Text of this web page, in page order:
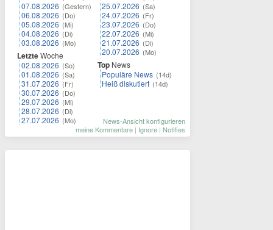
07.08.2026 (Gestern)
06.08.2026 (Do)
05.08.2026 (Mi)
04.08.2026 (Di)
03.08.2026 (Mo)
LetzteWoche
02.08.2026 (So)
01.08.2026 (Sa)
31.07.2026 (Fr)
30.07.2026 (Do)
29.07.2026 (Mi)
28.07.2026 (Di)
27.07.2026 (Mo)
25.07.2026 (Sa)
24.07.2026 (Fr)
23.07.2026 (Do)
22.07.2026 (Mi)
21.07.2026 (Di)
20.07.2026 (Mo)
Top News
Populäre News (14d)
Heiß diskutiert (14d)
News-Ansicht konfigurieren
meine Kommentare | Ignore | Notifies